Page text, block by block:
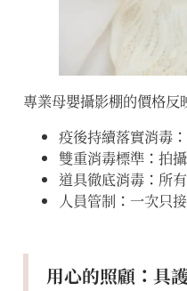
專業母嬰攝影棚的價格
疫後持續落實消毒
雙重消毒標準：拍
道具徹底消毒：所
人員管制：一次只
用心的照顧：具